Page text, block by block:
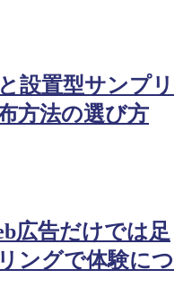
設置型サンプリ
方法の選び方
広告だけでは足
ングで体験につ